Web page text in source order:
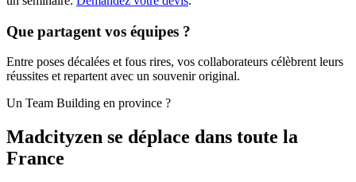
Que partagent vos équipes ?
Entre poses décalées et fous rires, vos collaborateurs célèbrent leurs
réussites et repartent avec un souvenir original.
Un Team Building en province ?
Madcityzen se déplace dans toute la
France